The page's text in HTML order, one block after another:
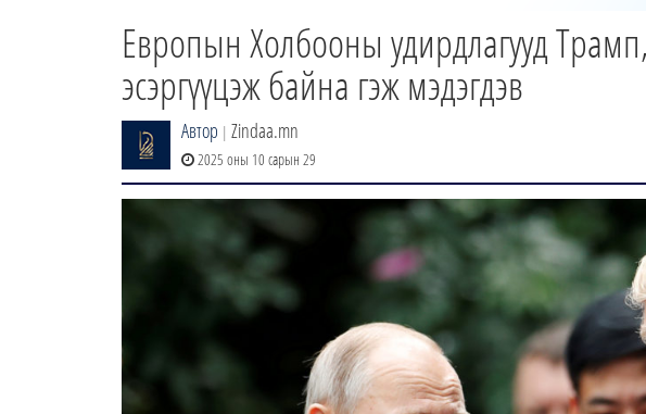
Европын Холбооны удирдлагууд
эсэргүүцэж байна гэж мэдэгдэв
Автор | Zindaa.mn
2025 оны 10 сарын 29